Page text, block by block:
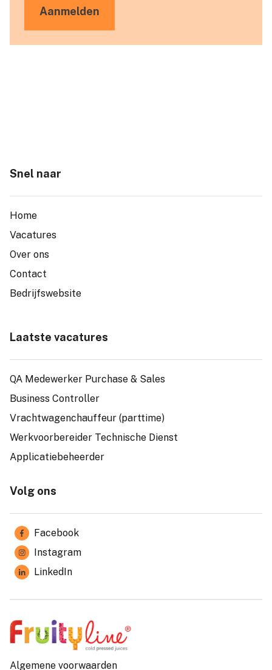
Aanmelden
Snel naar
Home
Vacatures
Over ons
Contact
Bedrijfswebsite
Laatste vacatures
QA Medewerker Purchase & Sales
Business Controller
Vrachtwagenchauffeur (parttime)
Werkvoorbereider Technische Dienst
Applicatiebeheerder
Volg ons
Facebook
Instagram
LinkedIn
Algemene voorwaarden